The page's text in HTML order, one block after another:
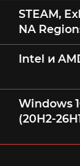
STEAM,
NA
Intel и
Windows
(20Н2-